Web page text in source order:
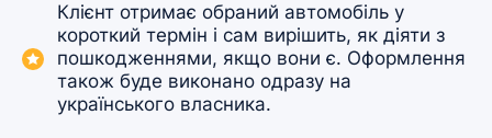
Клієнт отримає обраний автомобіль у
короткий термін і сам вирішить, як діяти з
пошкодженнями, якщо вони є. Оформлення
також буде виконано одразу на
українського власника.